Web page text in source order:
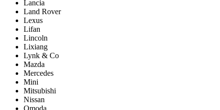
Lancia
Land Rover
Lexus
Lifan
Lincoln
Lixiang
Lynk & Co
Mazda
Mercedes
Mini
Mitsubishi
Nissan
Omoda